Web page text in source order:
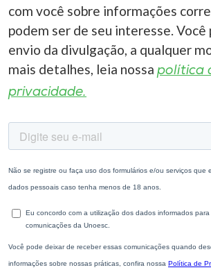
com você sobre informações
podem ser de seu interesse. Você
envio da divulgação, a qualquer
mais detalhes, leia nossa política
privacidade.